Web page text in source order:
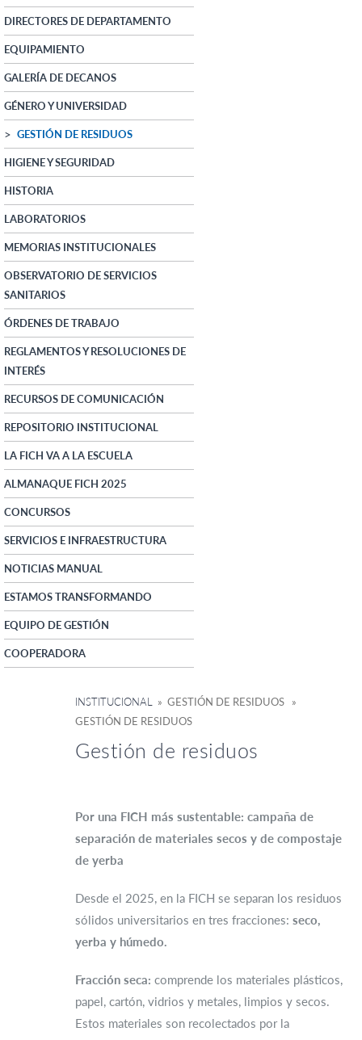
DIRECTORES DE DEPARTAMENTO
EQUIPAMIENTO
GALERÍA DE DECANOS
GÉNERO Y UNIVERSIDAD
GESTIÓN DE RESIDUOS
HIGIENE Y SEGURIDAD
HISTORIA
LABORATORIOS
MEMORIAS INSTITUCIONALES
OBSERVATORIO DE SERVICIOS
SANITARIOS
ÓRDENES DE TRABAJO
REGLAMENTOS Y RESOLUCIONES DE
INTERÉS
RECURSOS DE COMUNICACIÓN
REPOSITORIO INSTITUCIONAL
LA FICH VA A LA ESCUELA
ALMANAQUE FICH 2025
CONCURSOS
SERVICIOS E INFRAESTRUCTURA
NOTICIAS MANUAL
ESTAMOS TRANSFORMANDO
EQUIPO DE GESTIÓN
COOPERADORA
INSTITUCIONAL
» GESTIÓN DE RESIDUOS »
GESTIÓN DE RESIDUOS
Gestión de residuos
Por una FICH más sustentable: campaña de
separación de materiales secos y de compostaje
de yerba
Desde el 2025, en la FICH se separan los residuos
sólidos universitarios en tres fracciones: seco,
yerba y húmedo.
Fracción seca: comprende los materiales plásticos,
papel, cartón, vidrios y metales, limpios y secos.
Estos materiales son recolectados por la